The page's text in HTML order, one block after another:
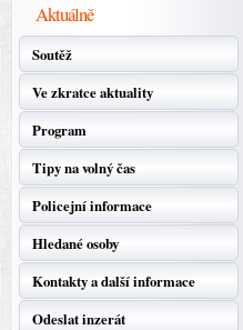
Aktuálně
Soutěž
Ve zkratce aktuality
Program
Tipy na volný čas
Policejní informace
Hledané osoby
Kontakty a další informace
Odeslat inzerát